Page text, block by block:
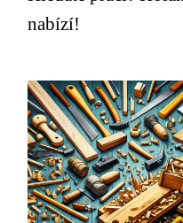
nabízí!